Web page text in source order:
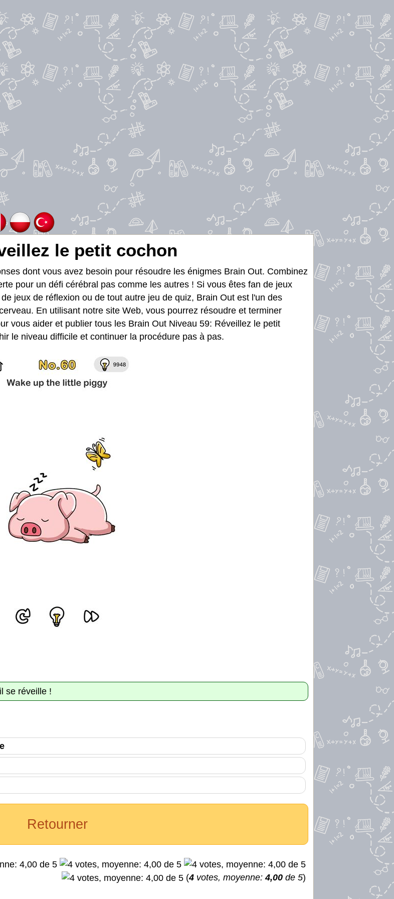
le petit cochon
dont vous avez besoin pour résoudre les énigmes Brain Out. Combinez
pour un défi cérébral pas comme les autres ! Si vous êtes fan de jeux
jeux de réflexion ou de tout autre jeu de quiz, Brain Out est l'un des
En utilisant notre site Web, vous pourrez résoudre et terminer
vous aider et publier tous les Brain Out Niveau 59: Réveillez le petit
le niveau difficile et continuer la procédure pas à pas.
se réveille !
Retourner
(4 votes, moyenne:4,00 de 5)